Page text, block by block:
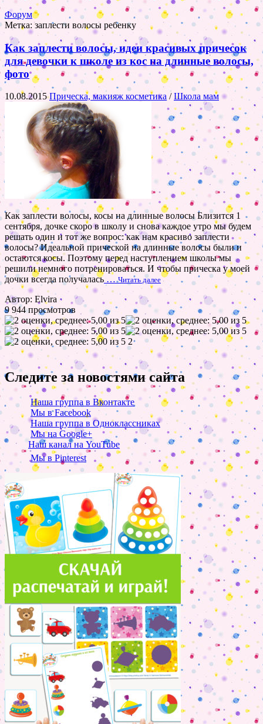
Форум
Метка:заплести волосы ребенку
Как заплести волосы, идеи красивых причесок
для девочки к школе из кос на длинные волосы,
фото
10.08.2015Прическа, макияж косметика /Школа мам
Как заплести волосы, косы на длинные волосы Близится 1
сентября, дочке скоро в школу и снова каждое утро мы будем
решать один и тот же вопрос: как нам красиво заплести
волосы? Идеальной прической на длинные волосы были и
остаются косы. Поэтому перед наступлением школы мы
решили немного потренироваться. И чтобы прическа у моей
дочки всегда получалась …Читать далее
Автор: Elvira
9 944 просмотров
2
Следите за новостями сайта
Наша группа в Вконтакте
Мы в Facebook
Наша группа в Одноклассниках
Мы на Google+
Наш канал на YouTube
Мы в Pinterest